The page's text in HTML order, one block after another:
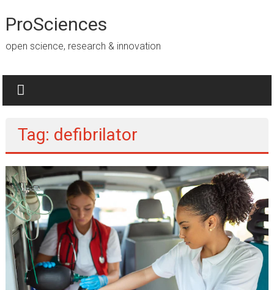
ke
konten
ProSciences
open science, research & innovation
Tag: defibrilator